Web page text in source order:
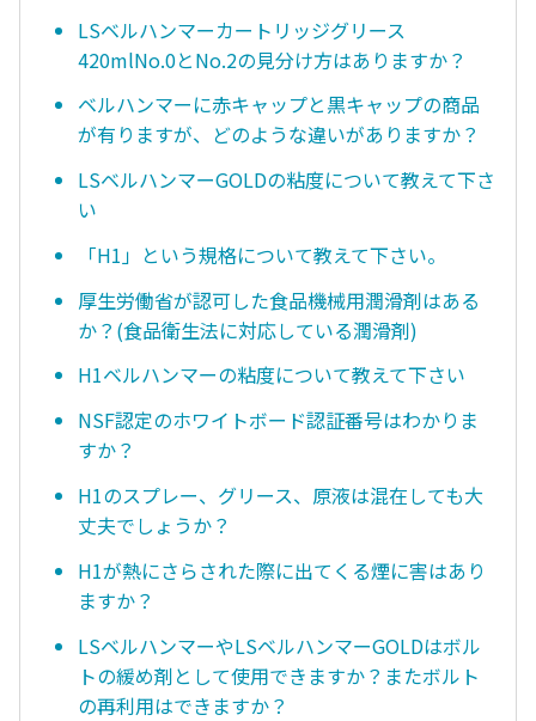
LSベルハンマーカートリッジグリース
420mlNo.0とNo.2の見分け方はありますか？
ベルハンマーに赤キャップと黒キャップの商品
が有りますが、どのような違いがありますか？
LSベルハンマーGOLDの粘度について教えて下さ
い
「H1」という規格について教えて下さい。
厚生労働省が認可した食品機械用潤滑剤はある
か？(食品衛生法に対応している潤滑剤)
H1ベルハンマーの粘度について教えて下さい
NSF認定のホワイトボード認証番号はわかりま
すか？
H1のスプレー、グリース、原液は混在しても大
丈夫でしょうか？
H1が熱にさらされた際に出てくる煙に害はあり
ますか？
LSベルハンマーやLSベルハンマーGOLDはボル
トの緩め剤として使用できますか？またボルト
の再利用はできますか？